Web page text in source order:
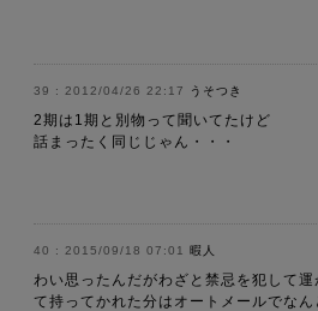
2012/04/26 22:17 うそつき
2期は1期と別物って聞いてたけど
話まったく同じじゃん・・・
2015/09/18 07:01 暇人
わい思ったんだがわざと禁忌を犯して
て持ってかれた分はオートメールでな